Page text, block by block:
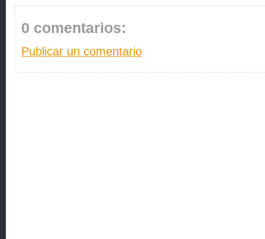
0 comentarios:
Publicar un comentario